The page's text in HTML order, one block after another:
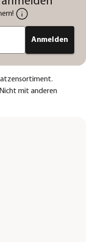
Anmelden
mit anderen